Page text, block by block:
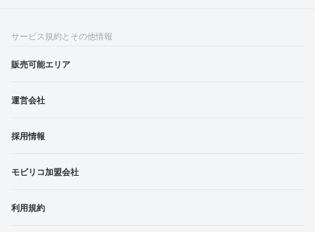
サービス規約とその他情報
販売可能エリア
運営会社
採用情報
モビリコ加盟会社
利用規約